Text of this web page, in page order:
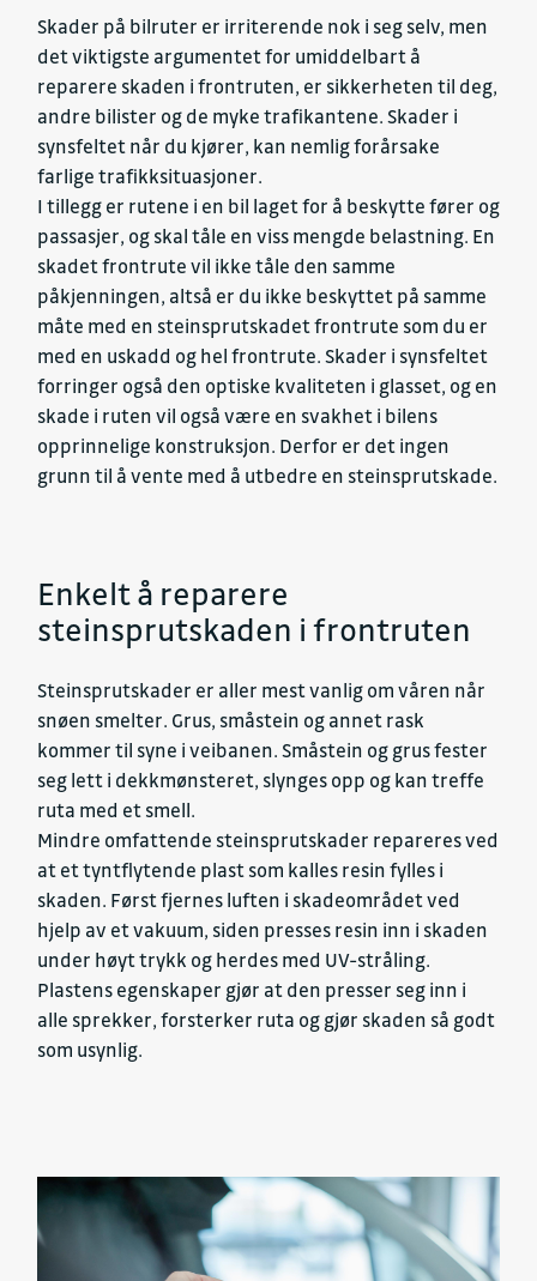
Skader på bilruter er irriterende nok i seg selv, men
det viktigste argumentet for umiddelbart å
reparere skaden i frontruten, er sikkerheten til deg,
andre bilister og de myke trafikantene. Skader i
synsfeltet når du kjører, kan nemlig forårsake
farlige trafikksituasjoner.
I tillegg er rutene i en bil laget for å beskytte fører og
passasjer, og skal tåle en viss mengde belastning. En
skadet frontrute vil ikke tåle den samme
påkjenningen, altså er du ikke beskyttet på samme
måte med en steinsprutskadet frontrute som du er
med en uskadd og hel frontrute. Skader i synsfeltet
forringer også den optiske kvaliteten i glasset, og en
skade i ruten vil også være en svakhet i bilens
opprinnelige konstruksjon. Derfor er det ingen
grunn til å vente med å utbedre en steinsprutskade.
Enkelt å reparere
steinsprutskaden i frontruten
Steinsprutskader er aller mest vanlig om våren når
snøen smelter. Grus, småstein og annet rask
kommer til syne i veibanen. Småstein og grus fester
seg lett i dekkmønsteret, slynges opp og kan treffe
ruta med et smell.
Mindre omfattende steinsprutskader repareres ved
at et tyntflytende plast som kalles resin fylles i
skaden. Først fjernes luften i skadeområdet ved
hjelp av et vakuum, siden presses resin inn i skaden
under høyt trykk og herdes med UV-stråling.
Plastens egenskaper gjør at den presser seg inn i
alle sprekker, forsterker ruta og gjør skaden så godt
som usynlig.